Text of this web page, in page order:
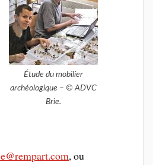
Étude du mobilier
archéologique – © ADVC
Brie.
, ou